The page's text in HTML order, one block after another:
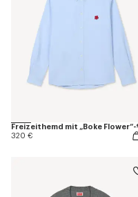
320 €